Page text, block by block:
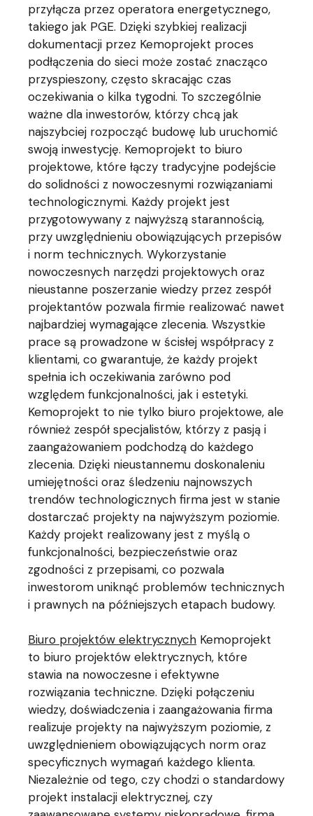
przyłącza przez operatora energetycznego,
takiego jak PGE. Dzięki szybkiej realizacji
dokumentacji przez Kemoprojekt proces
podłączenia do sieci może zostać znacząco
przyspieszony, często skracając czas
oczekiwania o kilka tygodni. To szczególnie
ważne dla inwestorów, którzy chcą jak
najszybciej rozpocząć budowę lub uruchomić
swoją inwestycję. Kemoprojekt to biuro
projektowe, które łączy tradycyjne podejście
do solidności z nowoczesnymi rozwiązaniami
technologicznymi. Każdy projekt jest
przygotowywany z najwyższą starannością,
przy uwzględnieniu obowiązujących przepisów
i norm technicznych. Wykorzystanie
nowoczesnych narzędzi projektowych oraz
nieustanne poszerzanie wiedzy przez zespół
projektantów pozwala firmie realizować nawet
najbardziej wymagające zlecenia. Wszystkie
prace są prowadzone w ścisłej współpracy z
klientami, co gwarantuje, że każdy projekt
spełnia ich oczekiwania zarówno pod
względem funkcjonalności, jak i estetyki.
Kemoprojekt to nie tylko biuro projektowe, ale
również zespół specjalistów, którzy z pasją i
zaangażowaniem podchodzą do każdego
zlecenia. Dzięki nieustannemu doskonaleniu
umiejętności oraz śledzeniu najnowszych
trendów technologicznych firma jest w stanie
dostarczać projekty na najwyższym poziomie.
Każdy projekt realizowany jest z myślą o
funkcjonalności, bezpieczeństwie oraz
zgodności z przepisami, co pozwala
inwestorom uniknąć problemów technicznych
i prawnych na późniejszych etapach budowy.
Biuro projektów elektrycznych Kemoprojekt
to biuro projektów elektrycznych, które
stawia na nowoczesne i efektywne
rozwiązania techniczne. Dzięki połączeniu
wiedzy, doświadczenia i zaangażowania firma
realizuje projekty na najwyższym poziomie, z
uwzględnieniem obowiązujących norm oraz
specyficznych wymagań każdego klienta.
Niezależnie od tego, czy chodzi o standardowy
projekt instalacji elektrycznej, czy